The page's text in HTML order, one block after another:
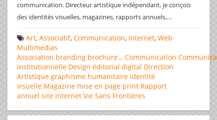
communication. Directeur artistique indépendant, je conçois
des identités visuelles, magazines, rapports annuels,...
Art, Associatif, Communication, Internet, Web
Multimedias
Association branding brochure… Communication
institutionnelle Design éditorial digital Direction
Artistique graphisme humanitaire identité
visuelle Magazine mise en page print Rapport
annuel site internet Vie Sans Frontières